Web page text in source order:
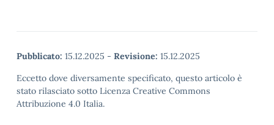
Pubblicato: 15.12.2025 - Revisione: 15.12.2025
Eccetto dove diversamente specificato, questo articolo è
stato rilasciato sotto Licenza Creative Commons
Attribuzione 4.0 Italia.